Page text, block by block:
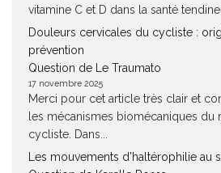
vitamine C et D dans la santé
Douleurs cervicales du cycliste :
prévention
Question de Le Traumato
17 novembre 2025
Merci pour cet article très clair et
les mécanismes biomécaniques du
cycliste. Dans...
Les mouvements d’haltérophilie au